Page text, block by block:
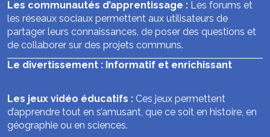
Les communautés d’apprentissage : Les forums et
les réseaux sociaux permettent aux utilisateurs de
partager leurs connaissances, de poser des questions et
de collaborer sur des projets communs.
Le divertissement : Informatif et enrichissant
Les jeux vidéo éducatifs : Ces jeux permettent
d’apprendre tout en s’amusant, que ce soit en histoire, en
géographie ou en sciences.